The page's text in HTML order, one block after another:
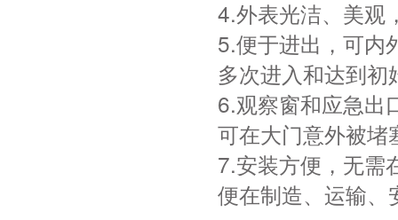
4.外表光洁、美观
5.便于进出，可内
多次进入和达到
6.观察窗和应急出
可在大门意外被
7.安装方便，无需
便在制造、运输